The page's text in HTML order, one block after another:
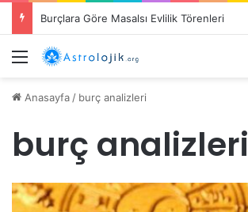
Burçlara Göre Masalsı Evlilik Törenleri
Menü
Anasayfa / burç analizleri
burç analizleri